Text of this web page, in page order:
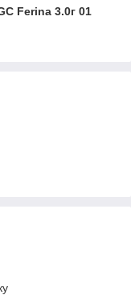
Ferina 3.0г 01